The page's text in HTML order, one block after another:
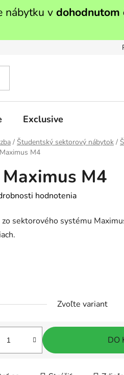
v dohodnutom
Exclusive
/ Študentský sektorový nábytok /
M4
M4
hodnotenia
sektorového systému
Zvoľte variant
DO